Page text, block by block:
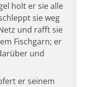
holt er sie alle
sie weg
und rafft sie
Fischgarn; er
und
er seinem